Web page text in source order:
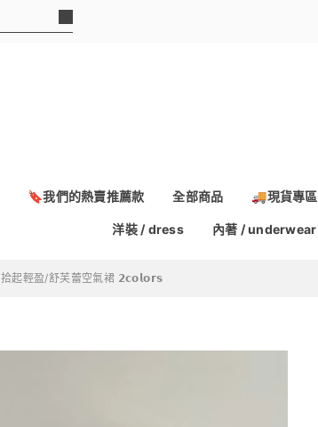
🔖我們的熱賣推薦款 全部商品 🚚現貨專區
洋裝 / dress 內著 / underwear
拾起輕盈/舒芙蕾空氣裙 𝟮𝗰𝗼𝗹𝗼𝗿𝘀